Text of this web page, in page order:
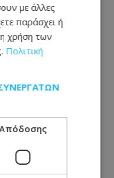
–
με άλλες
παράσχει ή
χρήση των
Πολιτική